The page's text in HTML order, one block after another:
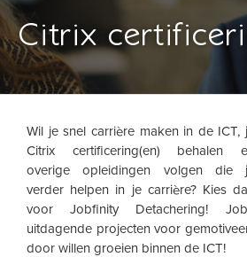
Citrix
formulier
Wil je snel carrière maken in de ICT,
Citrix certificering(en) behalen
overige opleidingen volgen die
verder helpen in je carrière? Kies
voor Jobfinity Detachering!
uitdagende projecten voor
door willen groeien binnen de ICT!